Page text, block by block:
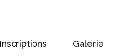
Inscriptions Galerie